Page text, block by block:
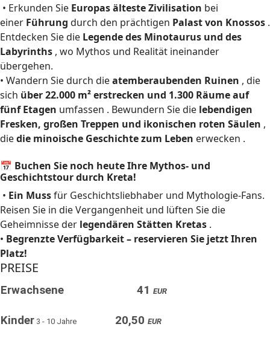
• Erkunden Sie Europas älteste Zivilisation bei
einer Führung durch den prächtigen Palast von Knossos .
Entdecken Sie die Legende des Minotaurus und des
Labyrinths , wo Mythos und Realität ineinander
übergehen.
• Wandern Sie durch dieatemberaubenden Ruinen , die
sich über 22.000 m² erstrecken und 1.300 Räume auf
fünf Etagen umfassen . Bewundern Sie die lebendigen
Fresken, großen Treppen und ikonischen roten Säulen ,
diedie minoische Geschichte zum Leben erwecken .
📅 Buchen Sie noch heute Ihre Mythos- und
Geschichtstour durch Kreta!
• Ein Mussfür Geschichtsliebhaber und Mythologie-Fans.
Reisen Sie in die Vergangenheit und lüften Sie die
Geheimnisse der legendären Stätten Kretas .
• Begrenzte Verfügbarkeit – reservieren Sie jetzt Ihren
Platz!
PREISE
Erwachsene 41 EUR
Kinder 3 - 10 Jahre 20,50 EUR